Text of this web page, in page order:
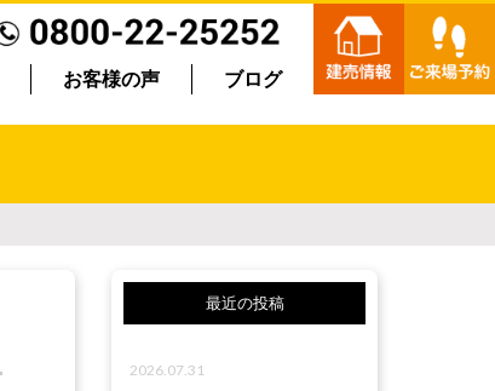
お客様の声 ブログ
最近の投稿
2026.07.31